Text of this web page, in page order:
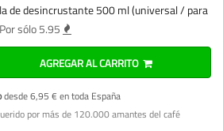
de desincrustante 500 ml (universal / para
Por sólo 5.95
AGREGAR AL CARRITO
desde 6,95 € en toda España
por más de 120.000 amantes del café